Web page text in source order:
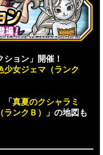
ョン」開催！
少女ジェマ（ランク
「 真夏のクシャラミ
ンクＢ）
」の地図も